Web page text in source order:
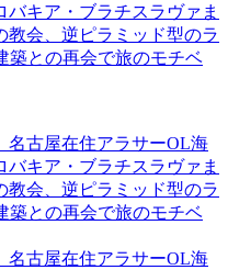
キア・ブラチスラヴァま
教会、逆ピラミッド型のラ
築との再会で旅のモチベ
名古屋在住アラサーOL海
キア・ブラチスラヴァま
教会、逆ピラミッド型のラ
築との再会で旅のモチベ
名古屋在住アラサーOL海